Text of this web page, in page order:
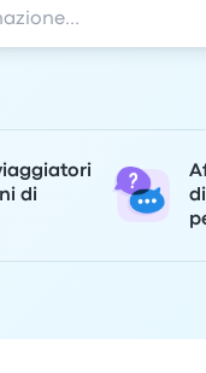
di